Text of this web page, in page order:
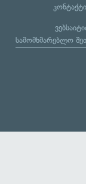
სამომხმარებლო